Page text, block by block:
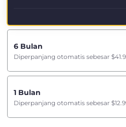
6 Bulan
Diperpanjang otomatis sebesar
1 Bulan
Diperpanjang otomatis sebesar